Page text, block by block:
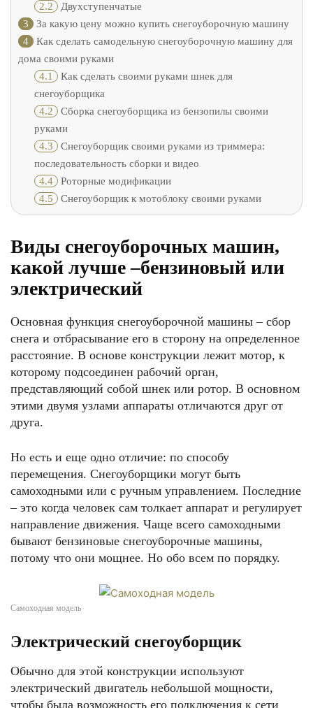
2.2 Двухступенчатые
3
За какую цену можно купить снегоуборочную машину
4
Как сделать самодельную снегоуборочную машину для
дома своими руками
4.1 Как сделать своими руками шнек для
снегоуборщика
4.2 Сборка снегоуборщика из бензопилы своими
руками
4.3 Снегоуборщик своими руками из триммера:
последовательность сборки и видео
4.4 Роторные модификации
4.5 Снегоуборщик к мотоблоку своими руками
Виды снегоуборочных машин,
какой лучше –бензиновый или
электрический
Основная функция снегоуборочной машины – сбор
снега и отбрасывание его в сторону на определенное
расстояние. В основе конструкции лежит мотор, к
которому подсоединен рабочий орган,
представляющий собой шнек или ротор. В основном
этими двумя узлами аппараты отличаются друг от
друга.
Но есть и еще одно отличие: по способу
перемещения. Снегоуборщики могут быть
самоходными или с ручным управлением. Последние
– это когда человек сам толкает аппарат и регулирует
направление движения. Чаще всего самоходными
бывают бензиновые снегоуборочные машины,
потому что они мощнее. Но обо всем по порядку.
Самоходная модель
Электрический снегоуборщик
Обычно для этой конструкции используют
электрический двигатель небольшой мощности,
чтобы была возможность его подключения к сети